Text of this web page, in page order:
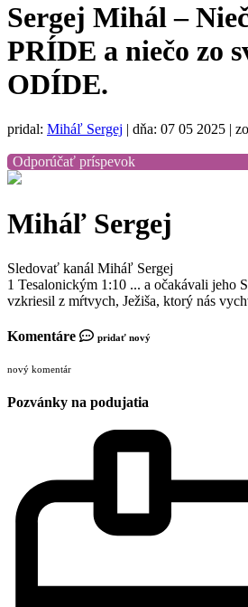
Sergej Mihál –
PRÍDE a niečo zo
ODÍDE.
pridal: Miháľ Sergej | dňa: 07 05 2025 |
Odporúčať príspevok
Miháľ Sergej
Sledovať kanál Miháľ Sergej
1 Tesalonickým 1:10 ... a očakávali jeho
vzkriesil z mŕtvych, Ježiša, ktorý nás
Komentáre pridať nový
nový komentár
Pozvánky na podujatia